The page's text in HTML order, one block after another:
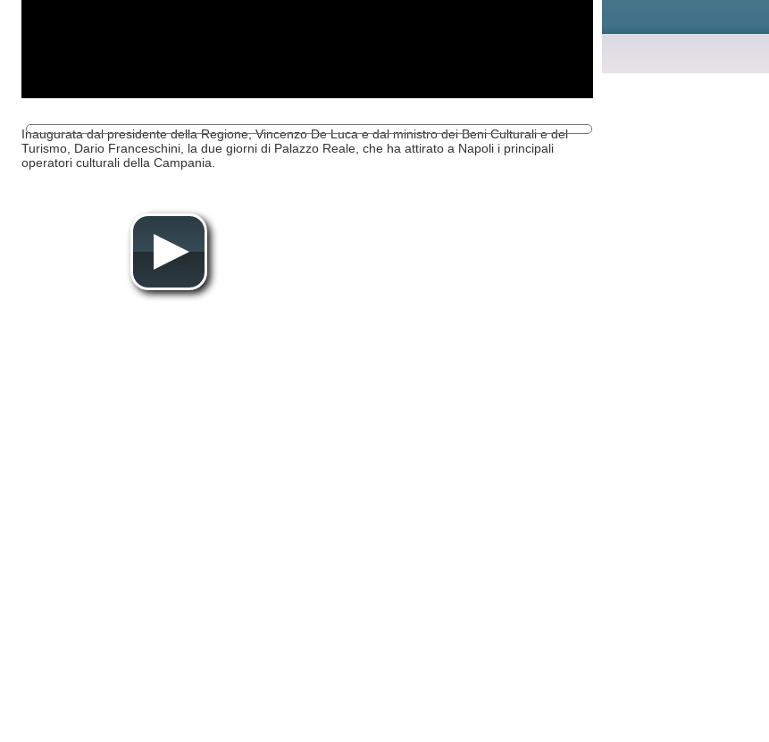
00:00/00:00
Inaugurata dal presidente della Regione, Vincenzo De Luca e dal ministro dei Beni Culturali e del
Turismo, Dario Franceschini, la due giorni di Palazzo Reale, che ha attirato a Napoli i principali
operatori culturali della Campania.